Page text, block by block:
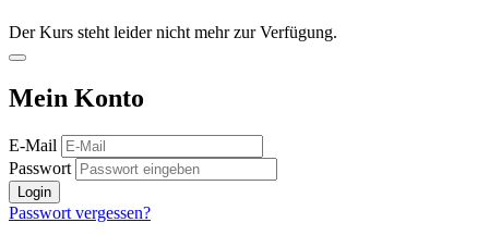
Der Kurs steht leider nicht mehr zur Verfügung.
Mein Konto
E-Mail
Passwort
Login
Passwort vergessen?